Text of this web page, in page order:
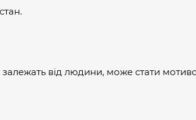
залежать від людини, може стати